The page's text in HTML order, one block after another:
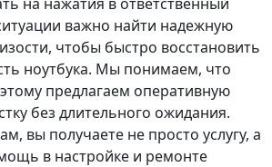
важно найти надежную
чтобы быстро восстановить
ноутбука. Мы понимаем, что
предлагаем оперативную
без длительного ожидания.
вы получаете не просто услугу, а
в настройке и ремонте